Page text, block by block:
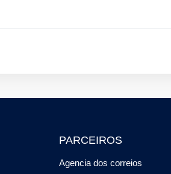
PARCEIROS
Agencia dos correios